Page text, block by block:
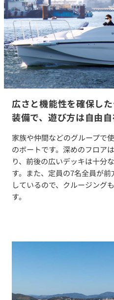
広さと機能性を確保し
装備で、遊び方は自由自
家族や仲間などのグループで
のボートです。深めのフロア
り、前後の広いデッキは十分
す。また、定員の7名全員が
しているので、クルージング
す。